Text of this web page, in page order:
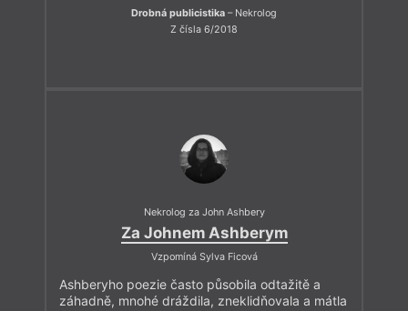
Drobná publicistika – Nekrolog
Z čísla 6/2018
Nekrolog za John Ashbery
Za Johnem Ashberym
Vzpomíná Sylva Ficová
Ashberyho poezie často působila odtažitě a
záhadně, mnohé dráždila, zneklidňovala a mátla